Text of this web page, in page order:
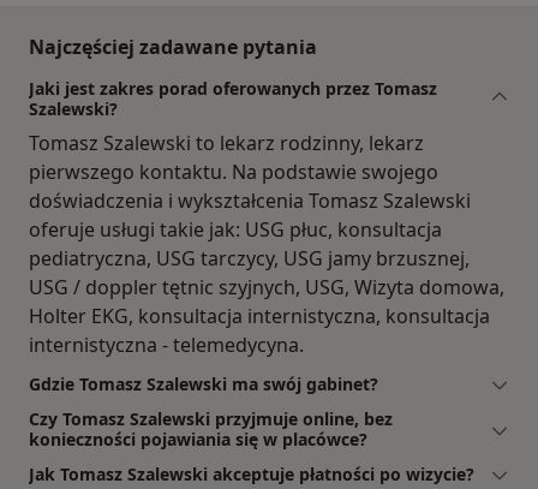
Najczęściej zadawane pytania
Jaki jest zakres porad oferowanych przez Tomasz
Szalewski?
Tomasz Szalewski to lekarz rodzinny, lekarz
pierwszego kontaktu. Na podstawie swojego
doświadczenia i wykształcenia Tomasz Szalewski
oferuje usługi takie jak: USG płuc, konsultacja
pediatryczna, USG tarczycy, USG jamy brzusznej,
USG / doppler tętnic szyjnych, USG, Wizyta domowa,
Holter EKG, konsultacja internistyczna, konsultacja
internistyczna - telemedycyna.
Gdzie Tomasz Szalewski ma swój gabinet?
Czy Tomasz Szalewski przyjmuje online, bez
konieczności pojawiania się w placówce?
Jak Tomasz Szalewski akceptuje płatności po wizycie?